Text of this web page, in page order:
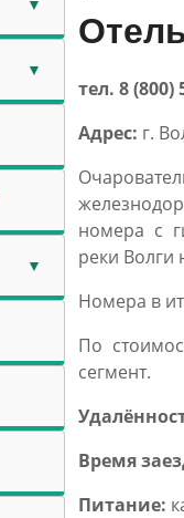
тел. 8
Адрес: г.
номера с
реки Волги
Номера в
По
сегмент.
Время
Питание: